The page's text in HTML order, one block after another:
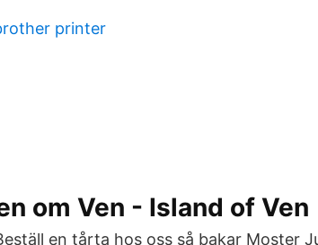
printer
om Ven - Island of Ven
en tårta hos oss så bakar Moster